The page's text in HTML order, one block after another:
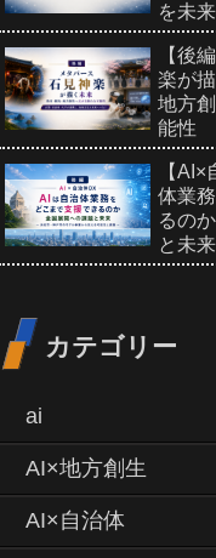
を未
PR【
【後
楽が
地方
能性
【
体業
るの
と未
カテゴリー
ai
AI×地方創生
AI×自治体